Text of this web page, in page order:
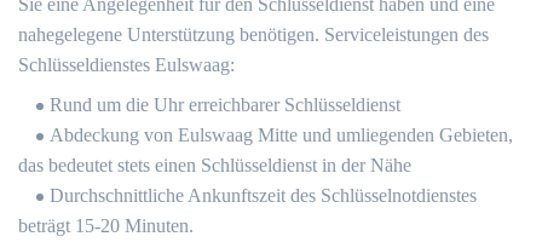
Sie eine Angelegenheit für den Schlüsseldienst haben und eine
nahegelegene Unterstützung benötigen. Serviceleistungen des
Schlüsseldienstes Eulswaag:
Rund um die Uhr erreichbarer Schlüsseldienst
Abdeckung von Eulswaag Mitte und umliegenden Gebieten,
das bedeutet stets einen Schlüsseldienst in der Nähe
Durchschnittliche Ankunftszeit des Schlüsselnotdienstes
beträgt 15-20 Minuten.